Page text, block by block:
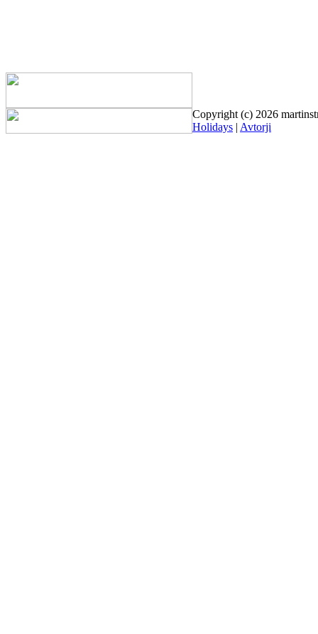
Copyright (c) 2026
Holidays | Avtorji